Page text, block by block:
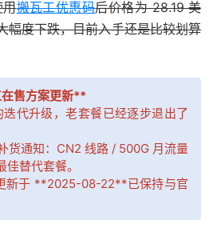
用搬瓦工优惠码后价格为 28.19 美
幅度下跌，目前入手还是比较划算
售方案更新**
代升级，老套餐已经逐步退出了
货通知：CN2 线路 / 500G 月流量
替代套餐。
新于 **2025-08-22**已保持与官